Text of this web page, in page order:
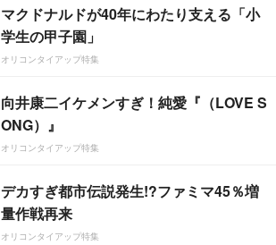
マクドナルドが40年にわたり支える「小
学生の甲子園」
オリコンタイアップ特集
向井康二イケメンすぎ！純愛『（LOVE S
ONG）』
オリコンタイアップ特集
デカすぎ都市伝説発生!?ファミマ45％増
量作戦再来
オリコンタイアップ特集